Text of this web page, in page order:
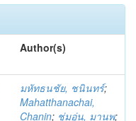
Author(s)
มหัทธนชัย, ชนินทร์;
Mahatthanachai,
Chanin; ชุ่มอุ่น, มานพ;